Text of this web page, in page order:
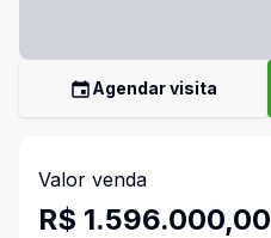
Agendar visita
Valor venda
R$ 1.596.000,00